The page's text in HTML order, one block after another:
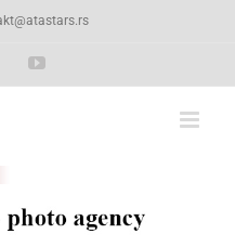
YouTube